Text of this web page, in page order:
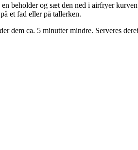
beholder og sæt den ned i airfryer
et fad eller på tallerken.
dem ca. 5 minutter mindre. Serveres